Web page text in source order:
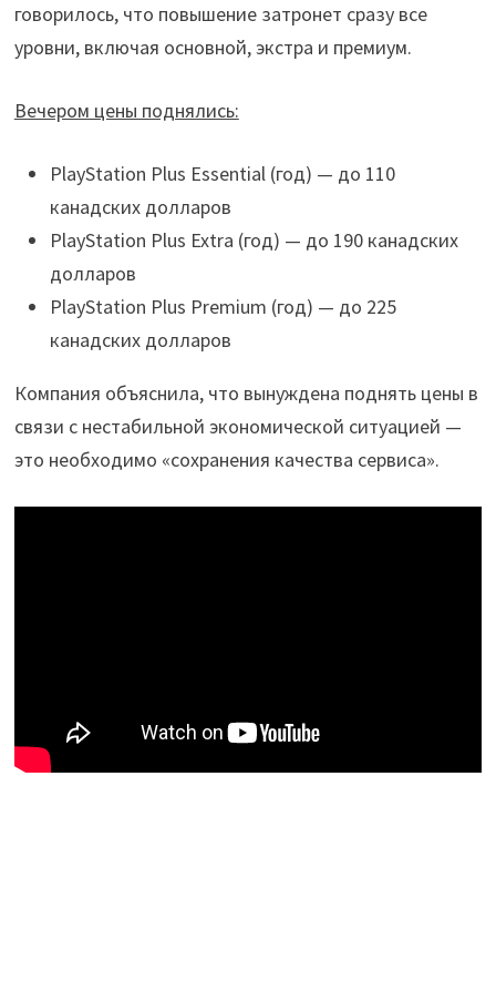
говорилось, что повышение затронет сразу все
уровни, включая основной, экстра и премиум.
Вечером цены поднялись:
PlayStation Plus Essential (год) — до 110
канадских долларов
PlayStation Plus Extra (год) — до 190 канадских
долларов
PlayStation Plus Premium (год) — до 225
канадских долларов
Компания объяснила, что вынуждена поднять цены в
связи с нестабильной экономической ситуацией —
это необходимо «сохранения качества сервиса».